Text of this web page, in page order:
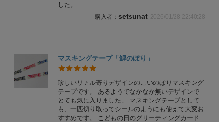
した。
setsunat 2026/01/28 22:40:28
マスキングテープ「鯉のぼり」
珍しいリアル寄りデザインのこいのぼりマスキング
テープです。 あるようでなかなか無いデザインで
とても気に入りました。 マスキングテープとして
も、一匹切り取ってシールのようにも使えて大変お
すすめです。 こどもの日のグリーティングカード